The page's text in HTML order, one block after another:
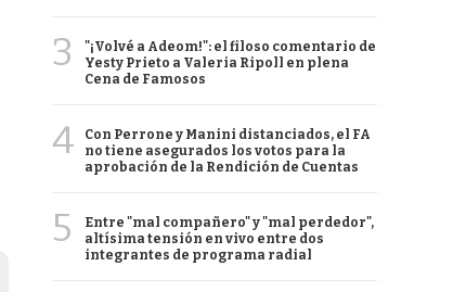
3
"¡Volvé a Adeom!": el filoso comentario de
Yesty Prieto a Valeria Ripoll en plena
Cena de Famosos
4
Con Perrone y Manini distanciados, el FA
no tiene asegurados los votos para la
aprobación de la Rendición de Cuentas
5
Entre "mal compañero" y "mal perdedor",
altísima tensión en vivo entre dos
integrantes de programa radial